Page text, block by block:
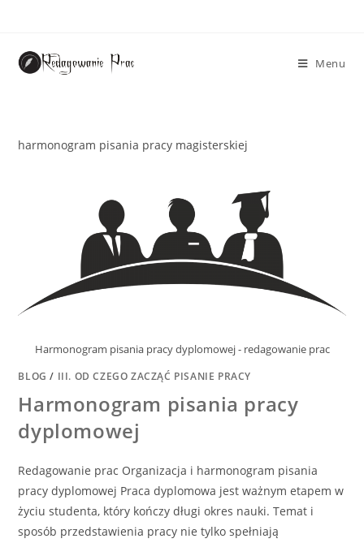
Menu
harmonogram pisania pracy magisterskiej
Harmonogram pisania pracy dyplomowej​ - redagowanie prac
BLOG / III. OD CZEGO ZACZĄĆ PISANIE PRACY
Harmonogram pisania pracy
dyplomowej​
Redagowanie prac Organizacja i harmonogram pisania
pracy dyplomowej Praca dyplomowa jest ważnym etapem w
życiu studenta, który kończy długi okres nauki. Temat i
sposób przedstawienia pracy nie tylko spełniają